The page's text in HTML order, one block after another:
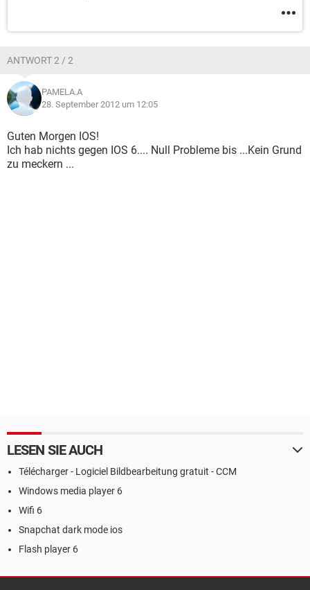
ANTWORT 2 / 2
PAMELA.A
28. September 2012 um 12:05
Guten Morgen IOS!
Ich hab nichts gegen IOS 6.... Null Probleme bis ...Kein Grund
zu meckern ...
LESEN SIE AUCH
Télécharger - Logiciel Bildbearbeitung gratuit - CCM
Windows media player 6
Wifi 6
Snapchat dark mode ios
Flash player 6